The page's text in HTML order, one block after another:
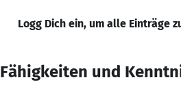
Logg Dich ein, um alle Einträge
Fähigkeiten und